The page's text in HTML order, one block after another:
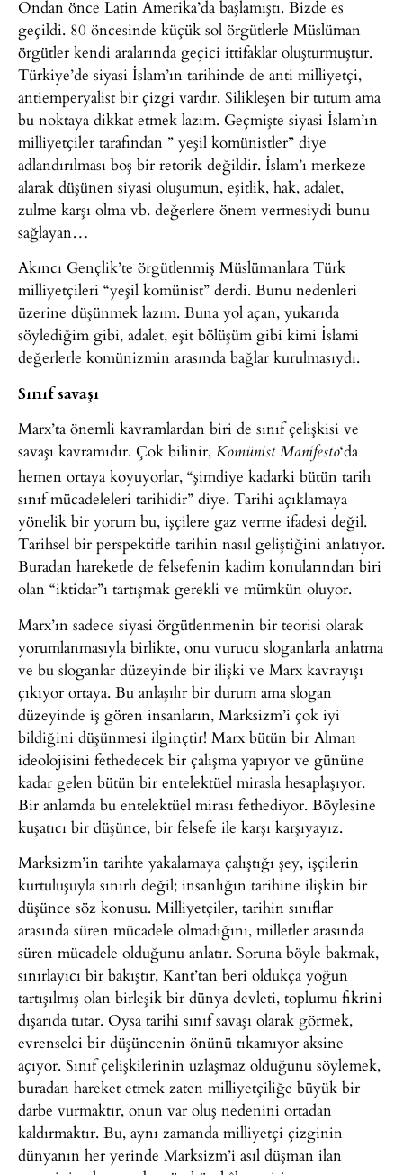
Ondan önce Latin Amerika’da başlamıştı. Bizde es
geçildi. 80 öncesinde küçük sol örgütlerle Müslüman
örgütler kendi aralarında geçici ittifaklar oluşturmuştur.
Türkiye’de siyasi İslam’ın tarihinde de anti milliyetçi,
antiemperyalist bir çizgi vardır. Silikleşen bir tutum ama
bu noktaya dikkat etmek lazım. Geçmişte siyasi İslam’ın
milliyetçiler tarafından ” yeşil komünistler” diye
adlandırılması boş bir retorik değildir. İslam’ı merkeze
alarak düşünen siyasi oluşumun, eşitlik, hak, adalet,
zulme karşı olma vb. değerlere önem vermesiydi bunu
sağlayan…
Akıncı Gençlik’te örgütlenmiş Müslümanlara Türk
milliyetçileri “yeşil komünist” derdi. Bunu nedenleri
üzerine düşünmek lazım. Buna yol açan, yukarıda
söylediğim gibi, adalet, eşit bölüşüm gibi kimi İslami
değerlerle komünizmin arasında bağlar kurulmasıydı.
Sınıf savaşı
Marx’ta önemli kavramlardan biri de sınıf çelişkisi ve
savaşı kavramıdır. Çok bilinir, Komünist Manifesto‘da
hemen ortaya koyuyorlar, “şimdiye kadarki bütün tarih
sınıf mücadeleleri tarihidir” diye. Tarihi açıklamaya
yönelik bir yorum bu, işçilere gaz verme ifadesi değil.
Tarihsel bir perspektifle tarihin nasıl geliştiğini anlatıyor.
Buradan hareketle de felsefenin kadim konularından biri
olan “iktidar”ı tartışmak gerekli ve mümkün oluyor.
Marx’ın sadece siyasi örgütlenmenin bir teorisi olarak
yorumlanmasıyla birlikte, onu vurucu sloganlarla anlatma
ve bu sloganlar düzeyinde bir ilişki ve Marx kavrayışı
çıkıyor ortaya. Bu anlaşılır bir durum ama slogan
düzeyinde iş gören insanların, Marksizm’i çok iyi
bildiğini düşünmesi ilginçtir! Marx bütün bir Alman
ideolojisini fethedecek bir çalışma yapıyor ve gününe
kadar gelen bütün bir entelektüel mirasla hesaplaşıyor.
Bir anlamda bu entelektüel mirası fethediyor. Böylesine
kuşatıcı bir düşünce, bir felsefe ile karşı karşıyayız.
Marksizm’in tarihte yakalamaya çalıştığı şey, işçilerin
kurtuluşuyla sınırlı değil; insanlığın tarihine ilişkin bir
düşünce söz konusu. Milliyetçiler, tarihin sınıflar
arasında süren mücadele olmadığını, milletler arasında
süren mücadele olduğunu anlatır. Soruna böyle bakmak,
sınırlayıcı bir bakıştır, Kant’tan beri oldukça yoğun
tartışılmış olan birleşik bir dünya devleti, toplumu fikrini
dışarıda tutar. Oysa tarihi sınıf savaşı olarak görmek,
evrenselci bir düşüncenin önünü tıkamıyor aksine
açıyor. Sınıf çelişkilerinin uzlaşmaz olduğunu söylemek,
buradan hareket etmek zaten milliyetçiliğe büyük bir
darbe vurmaktır, onun var oluş nedenini ortadan
kaldırmaktır. Bu, aynı zamanda milliyetçi çizginin
dünyanın her yerinde Marksizm’i asıl düşman ilan